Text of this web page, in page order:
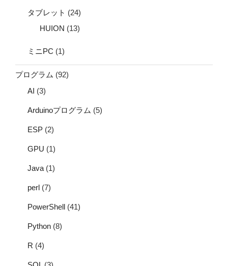
タブレット (24)
HUION (13)
ミニPC (1)
プログラム (92)
AI (3)
Arduinoプログラム (5)
ESP (2)
GPU (1)
Java (1)
perl (7)
PowerShell (41)
Python (8)
R (4)